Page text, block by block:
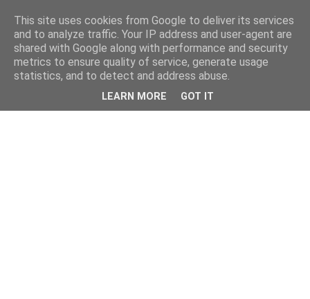
This site uses cookies from Google to deliver its services
and to analyze traffic. Your IP address and user-agent are
shared with Google along with performance and security
metrics to ensure quality of service, generate usage
statistics, and to detect and address abuse.
LEARN MORE GOT IT